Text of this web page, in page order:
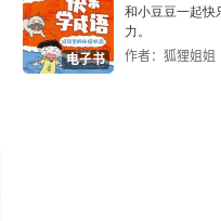
电子书
和小豆豆一起快
力。
作者：狐狸姐姐